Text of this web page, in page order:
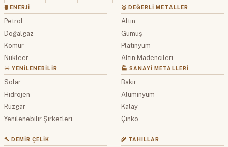
🛢 ENERJI
Petrol
Doğalgaz
Kömür
Nükleer
☀️ YENILENEBILIR
Solar
Hidrojen
Rüzgar
Yenilenebilir Şirketleri
🥇 DEĞERLI METALLER
Altın
Gümüş
Platinyum
Altın Madencileri
🏭 SANAYI METALLERI
Bakır
Alüminyum
Kalay
Çinko
🔨 DEMIR ÇELIK 🌾 TAHILLAR